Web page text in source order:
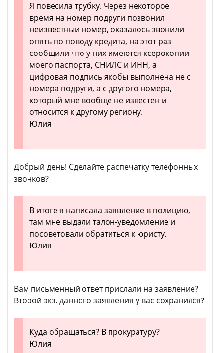
Я повесила трубку. Через некоторое
время на номер подруги позвонил
неизвестный номер, оказалось звонили
опять по поводу кредита, на этот раз
сообщили что у них имеются ксерокопии
моего паспорта, СНИЛС и ИНН, а
цифровая подпись якобы выполнена не с
номера подруги, а с другого номера,
который мне вообще не известен и
относится к другому региону.
Юлия
Добрый день! Сделайте распечатку телефонных
звонков?
В итоге я написала заявление в полицию,
там мне выдали талон-уведомление и
посоветовали обратиться к юристу.
Юлия
Вам письменный ответ прислали на заявление?
Второй экз. данного заявления у вас сохранился?
Куда обращаться? В прокуратуру?
Юлия